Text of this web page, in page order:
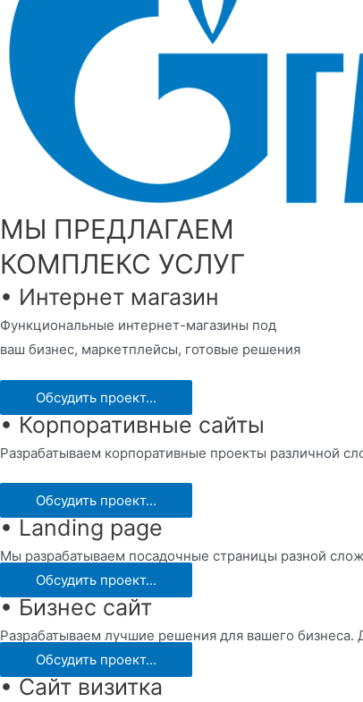
МЫ ПРЕДЛАГАЕМ
КОМПЛЕКС УСЛУГ
• Интернет магазин
Функциональные интернет-магазины под
ваш бизнес, маркетплейсы, готовые решения
Обсудить проект...
• Корпоративные сайты
Разрабатываем корпоративные проекты различной
Обсудить проект...
• Landing page
Мы разрабатываем посадочные страницы разной
Обсудить проект...
• Бизнес сайт
Разрабатываем лучшие решения для вашего
Обсудить проект...
• Сайт визитка